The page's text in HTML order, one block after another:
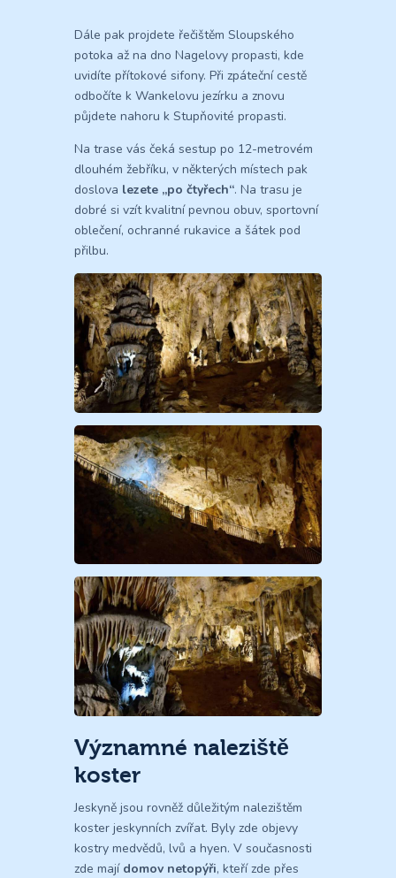
Dále pak projdete řečištěm Sloupského
potoka až na dno Nagelovy propasti, kde
uvidíte přítokové sifony. Při zpáteční cestě
odbočíte k Wankelovu jezírku a znovu
půjdete nahoru k Stupňovité propasti.
Na trase vás čeká sestup po 12-metrovém
dlouhém žebříku, v některých místech pak
doslova lezete „po čtyřech“. Na trasu je
dobré si vzít kvalitní pevnou obuv, sportovní
oblečení, ochranné rukavice a šátek pod
přilbu.
Významné naleziště
koster
Jeskyně jsou rovněž důležitým nalezištěm
koster jeskynních zvířat. Byly zde objevy
kostry medvědů, lvů a hyen. V současnosti
zde mají domov netopýři, kteří zde přes